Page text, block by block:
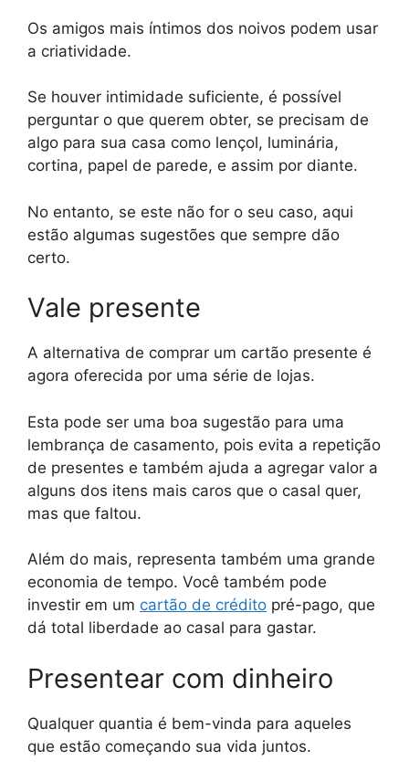
Os amigos mais íntimos dos noivos podem usar
a criatividade.
Se houver intimidade suficiente, é possível
perguntar o que querem obter, se precisam de
algo para sua casa como lençol, luminária,
cortina, papel de parede, e assim por diante.
No entanto, se este não for o seu caso, aqui
estão algumas sugestões que sempre dão
certo.
Vale presente
A alternativa de comprar um cartão presente é
agora oferecida por uma série de lojas.
Esta pode ser uma boa sugestão para uma
lembrança de casamento, pois evita a repetição
de presentes e também ajuda a agregar valor a
alguns dos itens mais caros que o casal quer,
mas que faltou.
Além do mais, representa também uma grande
economia de tempo. Você também pode
investir em um cartão de crédito pré-pago, que
dá total liberdade ao casal para gastar.
Presentear com dinheiro
Qualquer quantia é bem-vinda para aqueles
que estão começando sua vida juntos.